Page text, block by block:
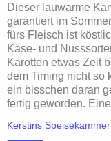
Dieser lauwarme
garantiert im
fürs Fleisch ist
Käse- und
Karotten etwas Zeit
dem Timing nicht so
ein bisschen daran
fertig geworden.
Kerstins Speisekammer